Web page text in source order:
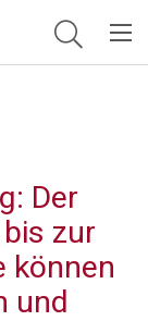
Der
zur
können
und